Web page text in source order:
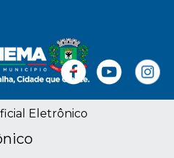
Eletrônico